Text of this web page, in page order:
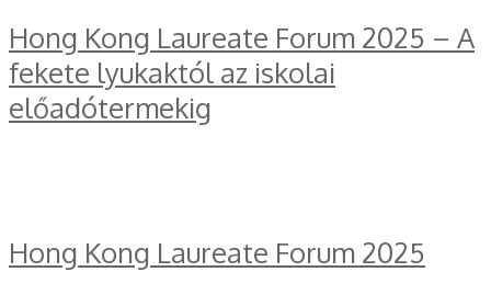
Hong Kong Laureate Forum 2025 – A
fekete lyukaktól az iskolai
előadótermekig
Hong Kong Laureate Forum 2025